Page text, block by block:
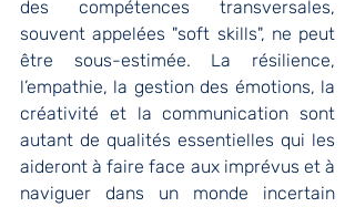
des compétences transversales,
souvent appelées "soft skills", ne peut
être sous-estimée. La résilience,
l’empathie, la gestion des émotions, la
créativité et la communication sont
autant de qualités essentielles qui les
aideront à faire face aux imprévus et à
naviguer dans un monde incertain